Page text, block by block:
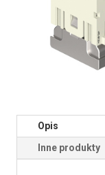
Opis
Inne produkty